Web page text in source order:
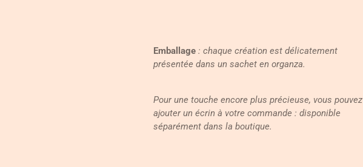
Emballage : chaque création est délicatement
présentée dans un sachet en organza.
Pour une touche encore plus précieuse, vous pouvez
ajouter un écrin à votre commande : disponible
séparément dans la boutique.